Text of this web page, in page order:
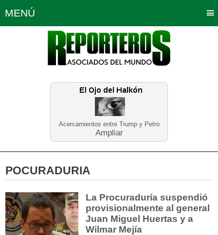
Acercamientos entre Trump y Petro
Ampliar
MENÚ
Política Opinión Bogotá
Planeta Tierra Deportes
Educación Neira
POCURADURIA
La Procuraduría suspendió
provisionalmente al general
Juan Miguel Huertas y a
Wilmar Mejía